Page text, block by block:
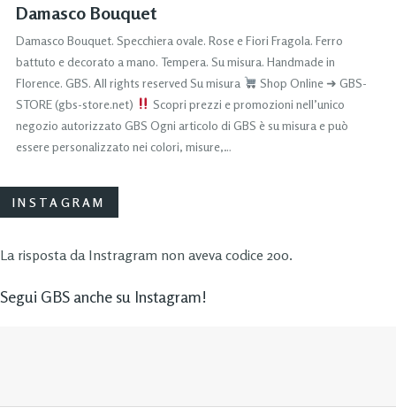
Damasco Bouquet
Damasco Bouquet. Specchiera ovale. Rose e Fiori Fragola. Ferro
battuto e decorato a mano. Tempera. Su misura. Handmade in
Florence. GBS. All rights reserved Su misura
Shop Online ➜ GBS-
STORE (gbs-store.net)
Scopri prezzi e promozioni nell’unico
negozio autorizzato GBS Ogni articolo di GBS è su misura e può
essere personalizzato nei colori, misure,…
INSTAGRAM
La risposta da Instragram non aveva codice 200.
Segui GBS anche su Instagram!